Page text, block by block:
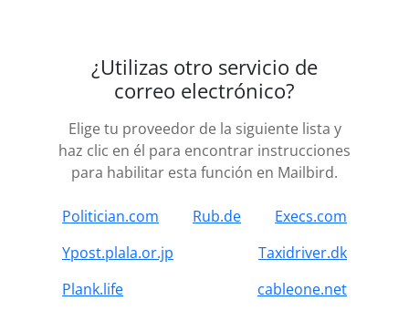
¿Utilizas otro servicio de
correo electrónico?
Elige tu proveedor de la siguiente lista y
haz clic en él para encontrar instrucciones
para habilitar esta función en Mailbird.
Politician.com Rub.de
Execs.com
Ypost.plala.or.jp
Taxidriver.dk
Plank.life
cableone.net